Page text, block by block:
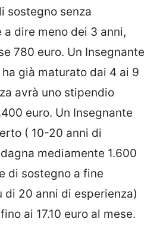
sostegno senza
a dire meno dei 3 anni,
780 euro. Un Insegnante
già maturato dai 4 ai 9
avrà uno stipendio
euro. Un Insegnante
( 10-20 anni di
mediamente 1.600
di sostegno a fine
di 20 anni di esperienza)
ai 17.10 euro al mese.